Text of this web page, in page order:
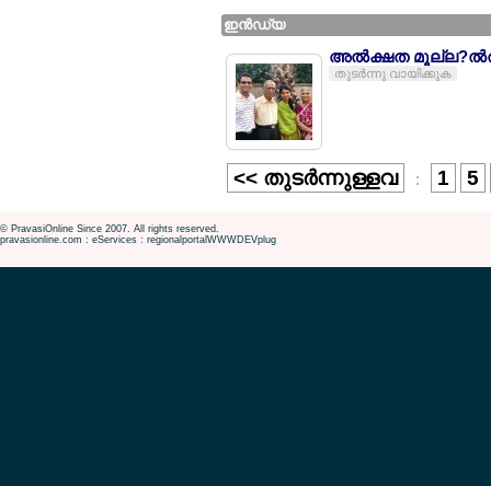
ഇന്‍ഡ്യ
അല്‍ക്ഷത
തുടര്‍ന്നു വായിക്കുക
<< തുടര്‍ന്നുള്ളവ : 1 5
© PravasiOnline Since 2007. All rights reserved.
pravasionline.com : eServices : regionalportalWWWDEVplug